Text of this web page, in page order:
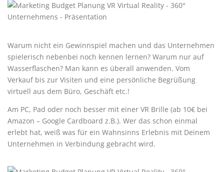
Warum nicht ein Gewinnspiel machen und das Unternehmen
spielerisch nebenbei noch kennen lernen? Warum nur auf
Wasserflaschen? Man kann es überall anwenden. Vom
Verkauf bis zur Visiten und eine persönliche Begrüßung
virtuell aus dem Büro, Geschäft etc.!
Am PC, Pad oder noch besser mit einer VR Brille (ab 10€ bei
Amazon – Google Cardboard z.B.). Wer das schon einmal
erlebt hat, weiß was für ein Wahnsinns Erlebnis mit Deinem
Unternehmen in Verbindung gebracht wird.